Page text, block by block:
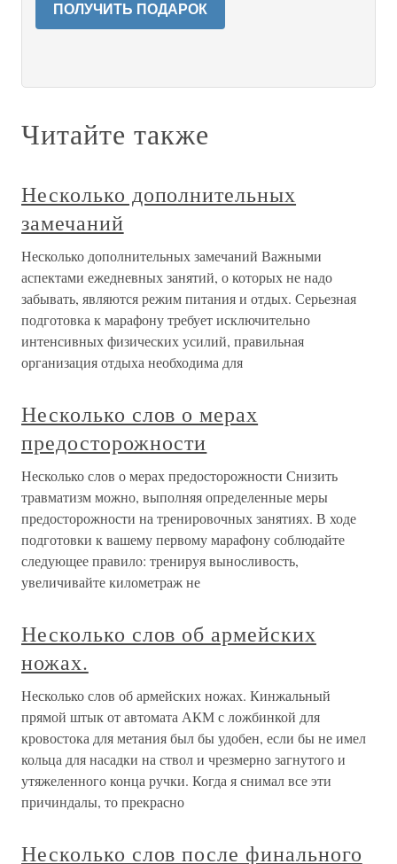
ПОЛУЧИТЬ ПОДАРОК
Читайте также
Несколько дополнительных
замечаний
Несколько дополнительных замечаний Важными
аспектами ежедневных занятий, о которых не надо
забывать, являются режим питания и отдых. Серьезная
подготовка к марафону требует исключительно
интенсивных физических усилий, правильная
организация отдыха необходима для
Несколько слов о мерах
предосторожности
Несколько слов о мерах предосторожности Снизить
травматизм можно, выполняя определенные меры
предосторожности на тренировочных занятиях. В ходе
подготовки к вашему первому марафону соблюдайте
следующее правило: тренируя выносливость,
увеличивайте километраж не
Несколько слов об армейских
ножах.
Несколько слов об армейских ножах. Кинжальный
прямой штык от автомата АКМ с ложбинкой для
кровостока для метания был бы удобен, если бы не имел
кольца для насадки на ствол и чрезмерно загнутого и
утяжеленного конца ручки. Когда я снимал все эти
причиндалы, то прекрасно
Несколько слов после финального